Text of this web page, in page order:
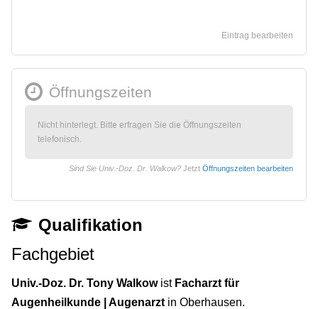
Eintrag bearbeiten
Öffnungszeiten
Nicht hinterlegt. Bitte erfragen Sie die Öffnungszeiten
telefonisch.
Sind Sie Univ.-Doz. Dr. Walkow? Jetzt Öffnungszeiten bearbeiten
Qualifikation
Fachgebiet
Univ.-Doz. Dr. Tony Walkowist Facharzt für
Augenheilkunde | Augenarzt in Oberhausen.